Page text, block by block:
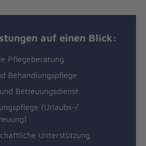
auf einen Blick:
Pflegeberatung
Behandlungspflege
Betreuungsdienst
(Urlaubs-/
Unterstützung